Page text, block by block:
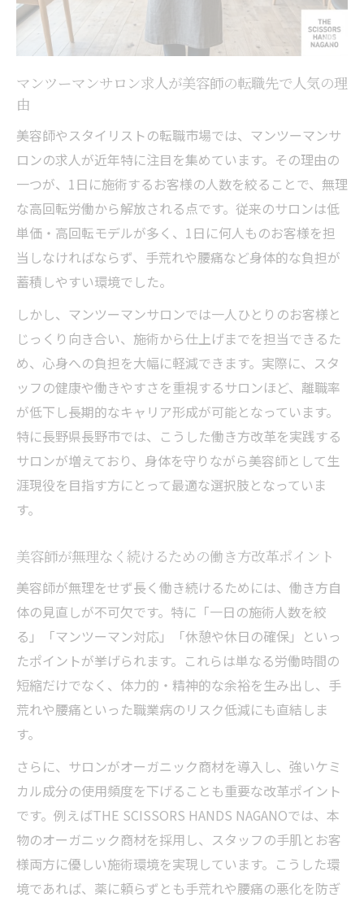
マンツーマンサロン求人が美容師の転職先で人気の理
由
美容師やスタイリストの転職市場では、マンツーマンサ
ロンの求人が近年特に注目を集めています。その理由の
一つが、1日に施術するお客様の人数を絞ることで、無理
な高回転労働から解放される点です。従来のサロンは低
単価・高回転モデルが多く、1日に何人ものお客様を担
当しなければならず、手荒れや腰痛など身体的な負担が
蓄積しやすい環境でした。
しかし、マンツーマンサロンでは一人ひとりのお客様と
じっくり向き合い、施術から仕上げまでを担当できるた
め、心身への負担を大幅に軽減できます。実際に、スタ
ッフの健康や働きやすさを重視するサロンほど、離職率
が低下し長期的なキャリア形成が可能となっています。
特に長野県長野市では、こうした働き方改革を実践する
サロンが増えており、身体を守りながら美容師として生
涯現役を目指す方にとって最適な選択肢となっていま
す。
美容師が無理なく続けるための働き方改革ポイント
美容師が無理をせず長く働き続けるためには、働き方自
体の見直しが不可欠です。特に「一日の施術人数を絞
る」「マンツーマン対応」「休憩や休日の確保」といっ
たポイントが挙げられます。これらは単なる労働時間の
短縮だけでなく、体力的・精神的な余裕を生み出し、手
荒れや腰痛といった職業病のリスク低減にも直結しま
す。
さらに、サロンがオーガニック商材を導入し、強いケミ
カル成分の使用頻度を下げることも重要な改革ポイント
です。例えばTHE SCISSORS HANDS NAGANOでは、本
物のオーガニック商材を採用し、スタッフの手肌とお客
様両方に優しい施術環境を実現しています。こうした環
境であれば、薬に頼らずとも手荒れや腰痛の悪化を防ぎ